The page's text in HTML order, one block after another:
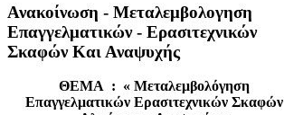
Ανακοίνωση - Μεταλεμβολογηση
Επαγγελματικών - Ερασιτεχνικών
Σκαφών Και Αναψυχής
ΘΕΜΑ : « Μεταλεμβολόγηση
Επαγγελματικών Ερασιτεχνικών Σκαφών